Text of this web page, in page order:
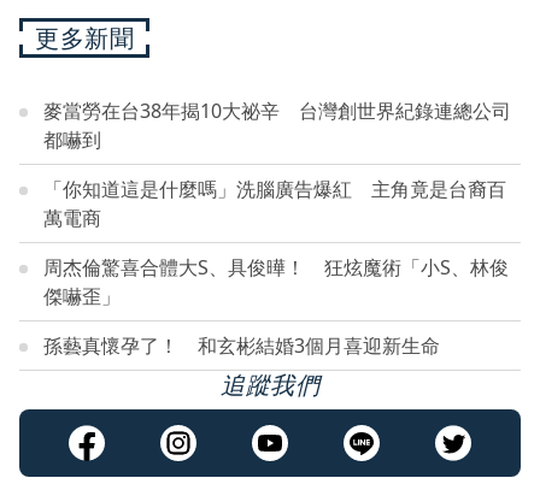
更多新聞
麥當勞在台38年揭10大祕辛 台灣創世界紀錄連總公司
都嚇到
「你知道這是什麼嗎」洗腦廣告爆紅 主角竟是台裔百
萬電商
周杰倫驚喜合體大S、具俊曄！ 狂炫魔術「小S、林俊
傑嚇歪」
孫藝真懷孕了！ 和玄彬結婚3個月喜迎新生命
追蹤我們